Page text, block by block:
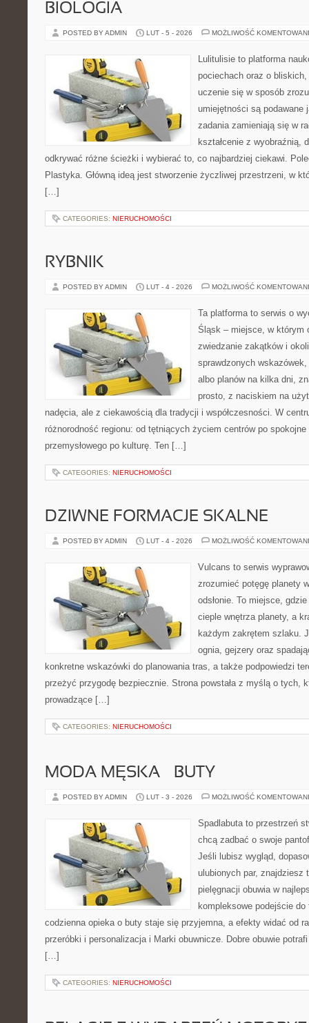
BIOLOGIA
POSTED BY ADMIN LUT - 5 - 2026 MOŻLIWOŚĆ
Lulitulisie to platforma
pociechach oraz o
uczenie się w sposób
umiejętności są podawane
zadania zamieniają się w
kształcenie z wyobraźnią,
odkrywać różne ścieżki i wybierać to, co najbardziej ciekawi.
Plastyka. Główną ideą jest stworzenie życzliwej przestrzeni, w
[…]
CATEGORIES: NIERUCHOMOŚCI
RYBNIK
POSTED BY ADMIN LUT - 4 - 2026 MOŻLIWOŚĆ
Ta platforma to serwis o
Śląsk – miejsce, w którym
zwiedzanie zakątków i
sprawdzonych
albo planów na kilka dni,
prosto, z naciskiem na
nadęcia, ale z ciekawością dla tradycji i współczesności. W
różnorodność regionu: od tętniących życiem centrów po
przemysłowego po kulturę. Ten […]
CATEGORIES: NIERUCHOMOŚCI
DZIWNE FORMACJE SKALNE
POSTED BY ADMIN LUT - 4 - 2026 MOŻLIWOŚĆ
Vulcans to serwis
zrozumieć potęgę planety
odsłonie. To miejsce,
cieple wnętrza planety, a
każdym zakrętem szlaku.
ognia, gejzery oraz
konkretne wskazówki do planowania tras, a także podpowiedzi
przeżyć przygodę bezpiecznie. Strona powstała z myślą o tych,
prowadzące […]
CATEGORIES: NIERUCHOMOŚCI
MODA MĘSKA – BUTY
POSTED BY ADMIN LUT - 3 - 2026 MOŻLIWOŚĆ
Spadlabuta to przestrzeń
chcą zadbać o swoje
Jeśli lubisz wygląd,
ulubionych par, znajdziesz
pielęgnacji obuwia w
kompleksowe podejście
codzienna opieka o buty staje się przyjemna, a efekty widać od
przeróbki i personalizacja i Marki obuwnicze. Dobre obuwie
[…]
CATEGORIES: NIERUCHOMOŚCI